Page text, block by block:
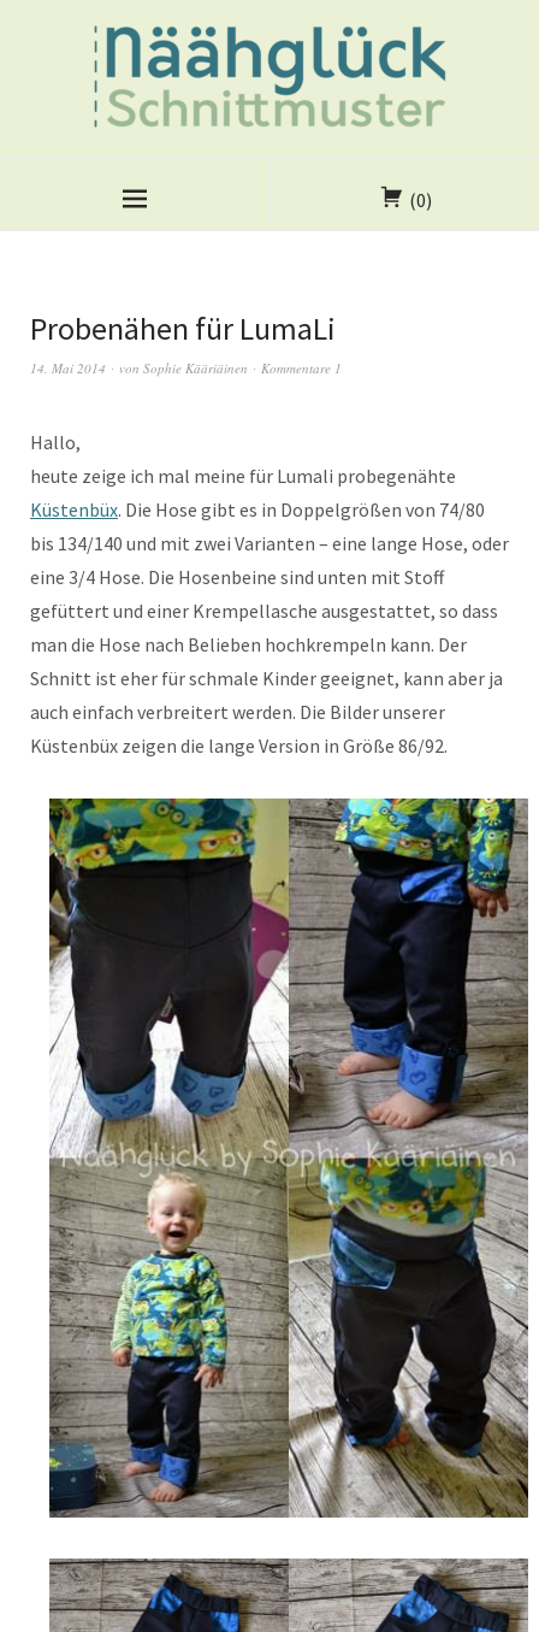
(0)
Probenähen für LumaLi
14. Mai 2014 von Sophie Kääriäinen Kommentare 1
Hallo,
heute zeige ich mal meine für Lumali probegenähte
Küstenbüx. Die Hose gibt es in Doppelgrößen von 74/80
bis 134/140 und mit zwei Varianten – eine lange Hose, oder
eine 3/4 Hose. Die Hosenbeine sind unten mit Stoff
gefüttert und einer Krempellasche ausgestattet, so dass
man die Hose nach Belieben hochkrempeln kann. Der
Schnitt ist eher für schmale Kinder geeignet, kann aber ja
auch einfach verbreitert werden. Die Bilder unserer
Küstenbüx zeigen die lange Version in Größe 86/92.